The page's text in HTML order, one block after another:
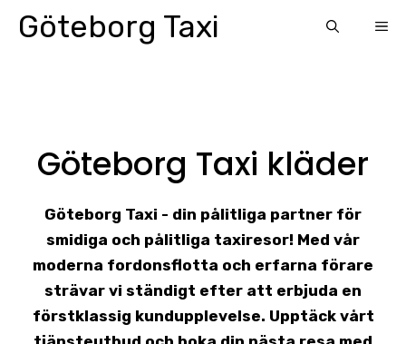
SkipGöteborg Taxi
Göteborg Taxi kläder
Göteborg Taxi - din pålitliga partner för
smidiga och pålitliga taxiresor! Med vår
moderna fordonsflotta och erfarna förare
strävar vi ständigt efter att erbjuda en
förstklassig kundupplevelse. Upptäck vårt